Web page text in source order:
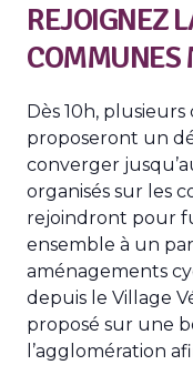
REJOIGNEZ
COMMUNES
Dès 10h,
proposeront un
converger
organisés sur les
rejoindront pour
ensemble à un
aménagements
depuis le Village
proposé sur une
l’agglomération